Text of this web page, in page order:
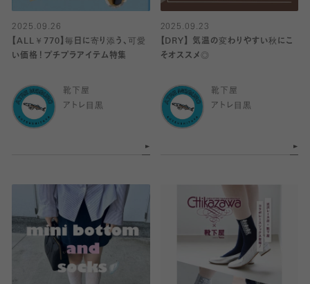
2025.09.26
【ALL￥770】毎日に寄り添う、可愛
い価格！プチプラアイテム特集
靴下屋
アトレ目黒
2025.09.23
【DRY】 気温の変わりやすい秋にこ
そオススメ◎
靴下屋
アトレ目黒